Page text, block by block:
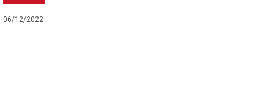
06/12/2022